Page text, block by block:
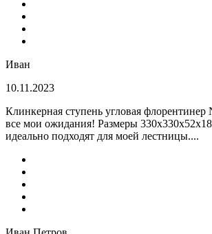
Иван
10.11.2023
Клинкерная ступень угловая флорентинер
все мои ожидания! Размеры
идеально подходят для моей лестницы....